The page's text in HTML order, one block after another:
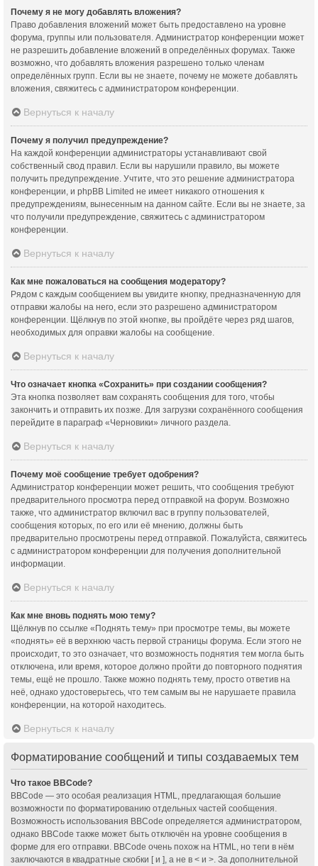
Почему я не могу добавлять вложения?
Право добавления вложений может быть предоставлено на уровне
форума, группы или пользователя. Администратор конференции может
не разрешить добавление вложений в определённых форумах. Также
возможно, что добавлять вложения разрешено только членам
определённых групп. Если вы не знаете, почему не можете добавлять
вложения, свяжитесь с администратором конференции.
Вернуться к началу
Почему я получил предупреждение?
На каждой конференции администраторы устанавливают свой
собственный свод правил. Если вы нарушили правило, вы можете
получить предупреждение. Учтите, что это решение администратора
конференции, и phpBB Limited не имеет никакого отношения к
предупреждениям, вынесенным на данном сайте. Если вы не знаете, за
что получили предупреждение, свяжитесь с администратором
конференции.
Вернуться к началу
Как мне пожаловаться на сообщения модератору?
Рядом с каждым сообщением вы увидите кнопку, предназначенную для
отправки жалобы на него, если это разрешено администратором
конференции. Щёлкнув по этой кнопке, вы пройдёте через ряд шагов,
необходимых для оправки жалобы на сообщение.
Вернуться к началу
Что означает кнопка «Сохранить» при создании сообщения?
Эта кнопка позволяет вам сохранять сообщения для того, чтобы
закончить и отправить их позже. Для загрузки сохранённого сообщения
перейдите в параграф «Черновики» личного раздела.
Вернуться к началу
Почему моё сообщение требует одобрения?
Администратор конференции может решить, что сообщения требуют
предварительного просмотра перед отправкой на форум. Возможно
также, что администратор включил вас в группу пользователей,
сообщения которых, по его или её мнению, должны быть
предварительно просмотрены перед отправкой. Пожалуйста, свяжитесь
с администратором конференции для получения дополнительной
информации.
Вернуться к началу
Как мне вновь поднять мою тему?
Щёлкнув по ссылке «Поднять тему» при просмотре темы, вы можете
«поднять» её в верхнюю часть первой страницы форума. Если этого не
происходит, то это означает, что возможность поднятия тем могла быть
отключена, или время, которое должно пройти до повторного поднятия
темы, ещё не прошло. Также можно поднять тему, просто ответив на
неё, однако удостоверьтесь, что тем самым вы не нарушаете правила
конференции, на которой находитесь.
Вернуться к началу
Форматирование сообщений и типы создаваемых тем
Что такое BBCode?
BBCode — это особая реализация HTML, предлагающая большие
возможности по форматированию отдельных частей сообщения.
Возможность использования BBCode определяется администратором,
однако BBCode также может быть отключён на уровне сообщения в
форме для его отправки. BBCode очень похож на HTML, но теги в нём
заключаются в квадратные скобки [ и ], а не в < и >. За дополнительной